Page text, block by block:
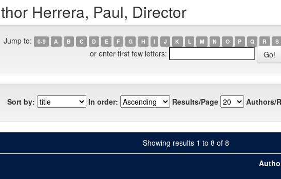
Herrera, Paul, Director
Jump to: 0-9 A B C D E F G H I J K L M N O P Q R S
or enter first few letters:
Sort by: In order: Results/Page Authors/
Showing results 1 to 8 of 8